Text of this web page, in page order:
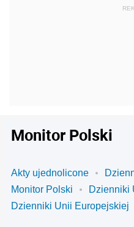
Monitor Polski
Akty ujednolicone
Monitor Polski
Dzienniki
Dzienniki Unii Europejskiej